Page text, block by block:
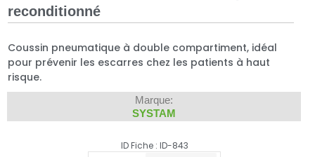
reconditionné
Coussin pneumatique à double compartiment, idéal
pour prévenir les escarres chez les patients à haut
risque.
Marque:
SYSTAM
ID Fiche : ID-843